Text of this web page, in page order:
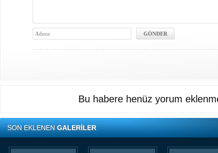
Bu habere henüz yorum
SON EKLENENGALERİLER